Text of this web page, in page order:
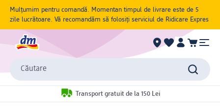
Mulțumim pentru comandă. Momentan timpul de livrare este de 5
zile lucrătoare. Vă recomandăm să folosiți serviciul de Ridicare Expres
Căutare
Transport gratuit de la 150 Lei